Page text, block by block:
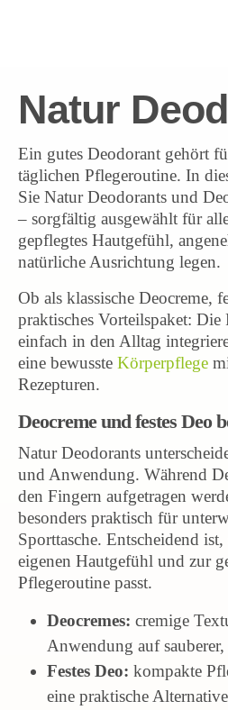
Natur
Ein gutes Deodorant gehört
täglichen Pflegeroutine. In
Sie Natur Deodorants und
– sorgfältig ausgewählt für
gepflegtes Hautgefühl,
natürliche Ausrichtung legen.
Ob als klassische Deocreme,
praktisches Vorteilspaket: Die
einfach in den Alltag
eine bewusste Körperpflege
Rezepturen.
Deocreme und festes Deo
Natur Deodorants
und Anwendung. Während
den Fingern aufgetragen
besonders praktisch für
Sporttasche. Entscheidend
eigenen Hautgefühl und zur
Pflegeroutine passt.
Deocremes: cremige
Anwendung auf
Festes Deo: kompakte
eine praktische